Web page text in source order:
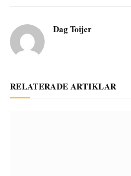
Dag Toijer
RELATERADE ARTIKLAR